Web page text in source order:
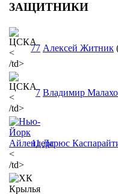
ЗАЩИТНИКИ
<
/td>
77 Алексей Житник
<
/td>
7 Владимир
<
/td>
11 Дарюс